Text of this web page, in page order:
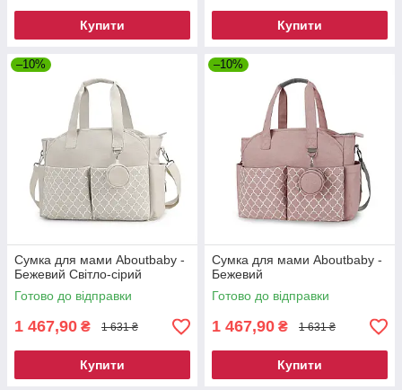
Купити Купити
–10%
Сумка для мами Aboutbaby -
Бежевий Світло-сірий
Готово до відправки
1 467,90 ₴ 1 631 ₴
Купити
–10%
Сумка для мами Aboutbaby -
Бежевий
Готово до відправки
1 467,90 ₴ 1 631 ₴
Купити